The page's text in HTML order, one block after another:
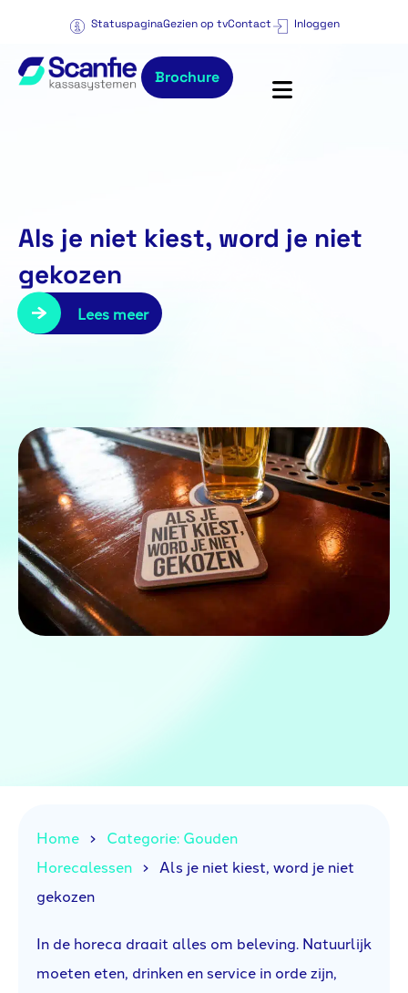
StatuspaginaGezien op tvContact Inloggen
Brochure
Als je niet kiest, word je niet
gekozen
Lees meer
Home
Categorie: Gouden
Horecalessen
Als je niet kiest, word je niet
gekozen
In de horeca draait alles om beleving. Natuurlijk
moeten eten, drinken en service in orde zijn,